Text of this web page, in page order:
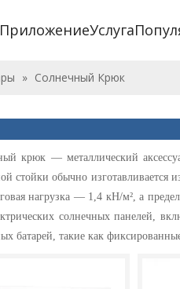
ПриложениеУслуга
» Солнечный Крюк
крюк — металлический
стойки обычно изготавливается
нагрузка — 1,4 кН/м², а
солнечных панелей,
батарей, такие как